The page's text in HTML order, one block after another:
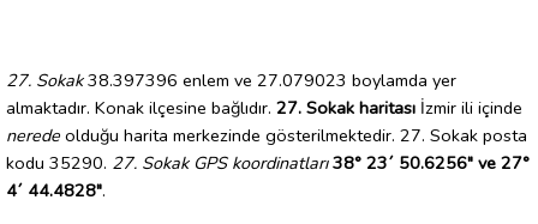
27. Sokak38.397396 enlem ve 27.079023 boylamda yer
almaktadır. Konak ilçesine bağlıdır. 27. Sokak haritası İzmir ili içinde
nerede olduğu harita merkezinde gösterilmektedir. 27. Sokak posta
kodu 35290. 27. Sokak GPS koordinatları 38° 23´ 50.6256" ve 27°
4´ 44.4828".